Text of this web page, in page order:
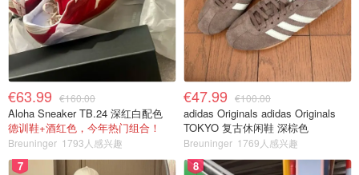
€63.99 €160.00
Aloha Sneaker TB.24 深红白配色
德训鞋+酒红色，今年热门组合！
Breuninger 1793人感兴趣
€47.99 €100.00
adidas Originals adidas Originals
TOKYO 复古休闲鞋 深棕色
Breuninger 1769人感兴趣
7 8